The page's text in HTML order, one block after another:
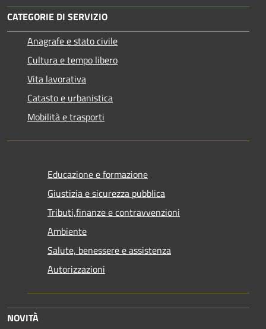
CATEGORIE DI SERVIZIO
Anagrafe e stato civile
Cultura e tempo libero
Vita lavorativa
Catasto e urbanistica
Mobilità e trasporti
Educazione e formazione
Giustizia e sicurezza pubblica
Tributi,finanze e contravvenzioni
Ambiente
Salute, benessere e assistenza
Autorizzazioni
NOVITÀ